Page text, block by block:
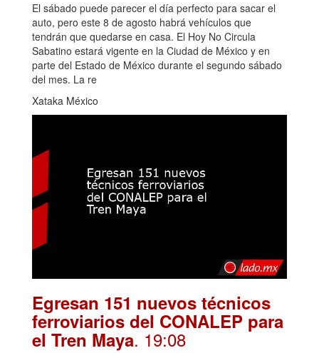
El sábado puede parecer el día perfecto para sacar el
auto, pero este 8 de agosto habrá vehículos que
tendrán que quedarse en casa. El Hoy No Circula
Sabatino estará vigente en la Ciudad de México y en
parte del Estado de México durante el segundo sábado
del mes. La re
Xataka México
Egresan 151 nuevos técnicos
ferroviarios del CONALEP para
el Tren Maya. 19:08